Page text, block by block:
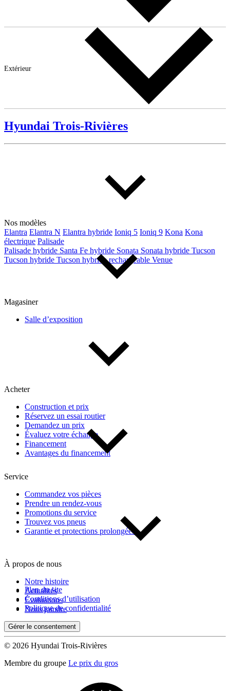
Extérieur
Hyundai Trois-Rivières
Nos modèles
Elantra Elantra N Elantra hybride Ioniq 5 Ioniq 9 Kona Kona
électrique Palisade
Palisade hybride Santa Fe hybride Sonata Sonata hybride Tucson
Tucson hybride Tucson hybride rechargeable Venue
Magasiner
Salle d’exposition
Acheter
Construction et prix
Réservez un essai routier
Demandez un prix
Évaluez votre échange
Financement
Avantages du financement
Service
Commandez vos pièces
Prendre un rendez-vous
Promotions du service
Trouvez vos pneus
Garantie et protections prolongées
À propos de nous
Notre histoire
Actualités
Évaluations
Nous joindre
Plan du site
Conditions d’utilisation
Politique de confidentialité
Gérer le consentement
© 2026 Hyundai Trois-Rivières
Membre du groupe Le prix du gros